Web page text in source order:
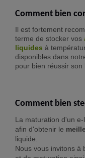
Comment bien
Il est fortement
terme de stocker vos
liquides à
disponibles dans
pour bien réussir son
Comment bien
La maturation d'un
afin d'obtenir le
liquide.
Nous vous invitons à